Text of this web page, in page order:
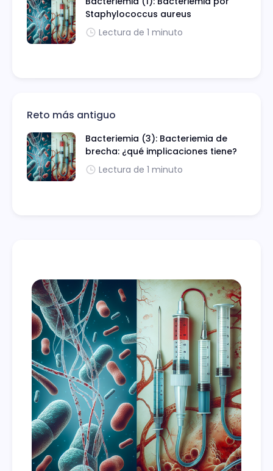
Staphylococcus aureus
Lectura de 1 minuto
Reto más antiguo
Bacteriemia (3): Bacteriemia de
brecha: ¿qué implicaciones tiene?
Lectura de 1 minuto